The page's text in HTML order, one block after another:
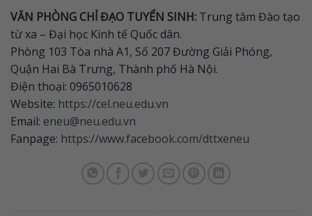
VĂN PHÒNG CHỈ ĐẠO TUYỂN SINH: Trung tâm Đào tạo
từ xa – Đại học Kinh tế Quốc dân.
Phòng 103 Tòa nhà A1, Số 207 Đường Giải Phóng,
Quận Hai Bà Trưng, Thành phố Hà Nội.
Điện thoại: 0965010628
Website: https://cel.neu.edu.vn
Email: eneu@neu.edu.vn
Fanpage: https://www.facebook.com/dttxeneu